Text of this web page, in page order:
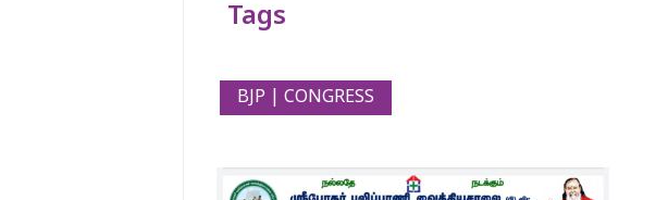
Tags
BJP | CONGRESS